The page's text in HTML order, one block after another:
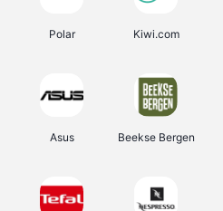
Polar Kiwi.com
Asus Beekse Bergen